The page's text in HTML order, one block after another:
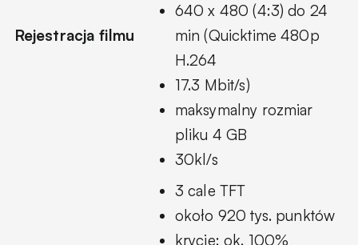
Rejestracja filmu
640 x 480 (4:3) do 24
min (Quicktime 480p
H.264
17.3 Mbit/s)
maksymalny rozmiar
pliku 4 GB
30kl/s
3 cale TFT
około 920 tys. punktów
krycie: ok. 100%